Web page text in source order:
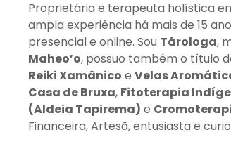
Proprietária e terapeuta holística
ampla experiência há mais de 15
presencial e online. Sou Tárologa,
Maheo’o, possuo também o título
Reiki Xamânico e Velas
Casa de Bruxa, Fitoterapia
(Aldeia Tapirema) e
Financeira, Artesã, entusiasta e